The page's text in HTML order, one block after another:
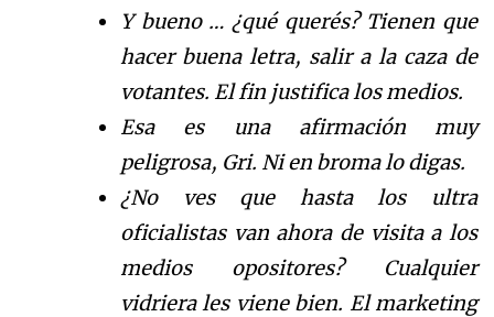
Y bueno … ¿qué querés? Tienen que
hacer buena letra, salir a la caza de
votantes. El fin justifica los medios.
Esa es una afirmación muy
peligrosa, Gri. Ni en broma lo digas.
¿No ves que hasta los ultra
oficialistas van ahora de visita a los
medios opositores? Cualquier
vidriera les viene bien. El marketing